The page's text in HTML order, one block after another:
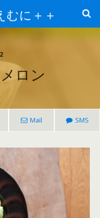
むに＋＋
ロン
Mail SMS